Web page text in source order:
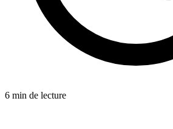
6 min de lecture